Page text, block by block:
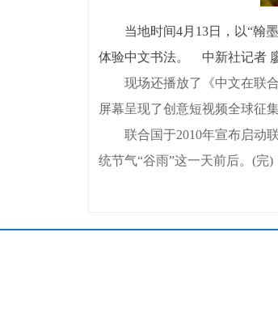
当地时间4月13日，以“翰墨
体验中文书法。 中新社记者
现场还播放了《中文在联合
屏幕呈现了创意短视频全球征
联合国于2010年宣布启动联
统节气“谷雨”这一天前后。(完)